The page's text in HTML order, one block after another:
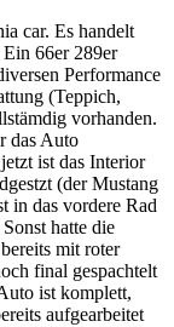
car. Es handelt
Ein 66er 289er
Performance
(Teppich,
vorhanden.
das Auto
ist das Interior
(der Mustang
in das vordere Rad
hatte die
mit roter
final gespachtelt
ist komplett,
aufgearbeitet